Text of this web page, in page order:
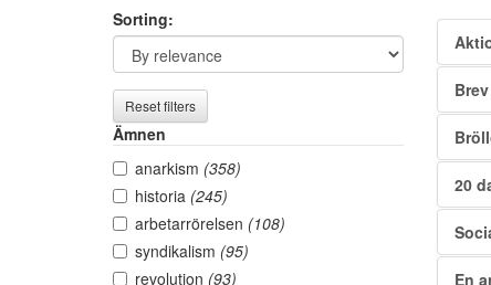
Search
filters
Sorting:
Reset filters
Ämnen
anarkism (358)
historia (245)
arbetarrörelsen (108)
syndikalism (95)
revolution (93)
20
En